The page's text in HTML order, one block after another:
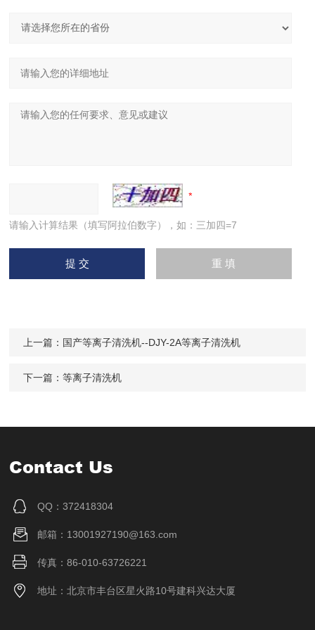
请输入计算结果（填写阿拉伯数字），如：三加四=7
上一篇： 国产等离子清洗机--DJY-2A等离子清洗机
下一篇：等离子清洗机
Contact Us
QQ：372418304
邮箱：13001927190@163.com
传真：86-010-63726221
地址：北京市丰台区星火路10号建科兴达大厦